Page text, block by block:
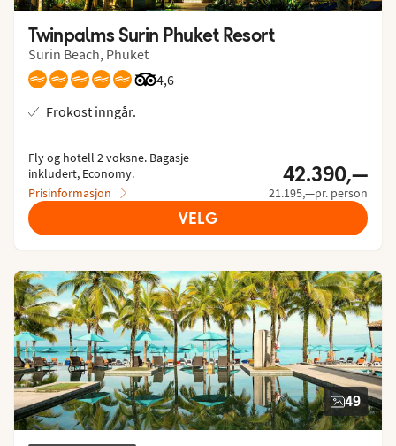
Twinpalms Surin Phuket Resort
Surin Beach, Phuket
4,6
Vurdering fra Tripadvisor: 4.6 of 5
Frokost inngår.
Fly og hotell 2 voksne. Bagasje
inkludert, Economy.
Prisinformasjon
42.390,—
21.195,—pr. person
VELG
49